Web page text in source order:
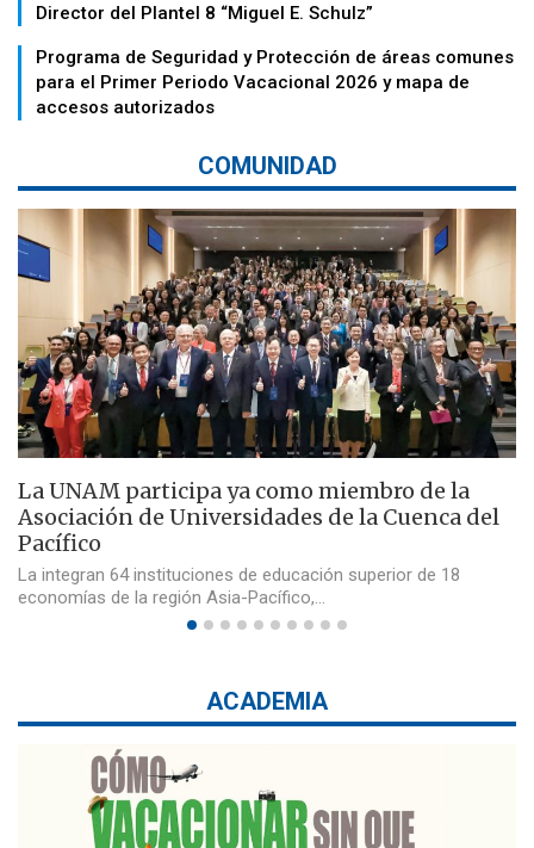
Director del Plantel 8 “Miguel E. Schulz”
Programa de Seguridad y Protección de áreas comunes
para el Primer Periodo Vacacional 2026 y mapa de
accesos autorizados
COMUNIDAD
La UNAM participa ya como miembro de la
Asociación de Universidades de la Cuenca del
Pacífico
La integran 64 instituciones de educación superior de 18
economías de la región Asia-Pacífico,…
ACADEMIA